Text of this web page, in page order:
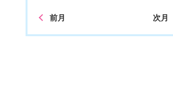
前月 次月